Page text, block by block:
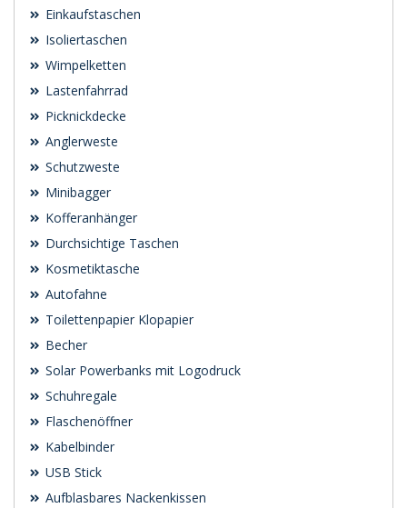
Einkaufstaschen
Isoliertaschen
Wimpelketten
Lastenfahrrad
Picknickdecke
Anglerweste
Schutzweste
Minibagger
Kofferanhänger
Durchsichtige Taschen
Kosmetiktasche
Autofahne
Toilettenpapier Klopapier
Becher
Solar Powerbanks mit Logodruck
Schuhregale
Flaschenöffner
Kabelbinder
USB Stick
Aufblasbares Nackenkissen